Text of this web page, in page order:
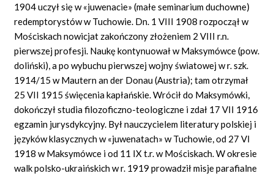
1904 uczył się w «juwenacie» (małe seminarium duchowne)
redemptorystów w Tuchowie. Dn. 1 VIII 1908 rozpoczął w
Mościskach nowicjat zakończony złożeniem 2 VIII r.n.
pierwszej profesji. Naukę kontynuował w Maksymówce (pow.
doliński), a po wybuchu pierwszej wojny światowej w r. szk.
1914/15 w Mautern an der Donau (Austria); tam otrzymał
25 VII 1915 święcenia kapłańskie. Wrócił do Maksymówki,
dokończył studia filozoficzno-teologiczne i zdał 17 VII 1916
egzamin jurysdykcyjny. Był nauczycielem literatury polskiej i
języków klasycznych w «juwenatach» w Tuchowie, od 27 VI
1918 w Maksymówce i od 11 IX t.r. w Mościskach. W okresie
walk polsko-ukraińskich w r. 1919 prowadził misje parafialne